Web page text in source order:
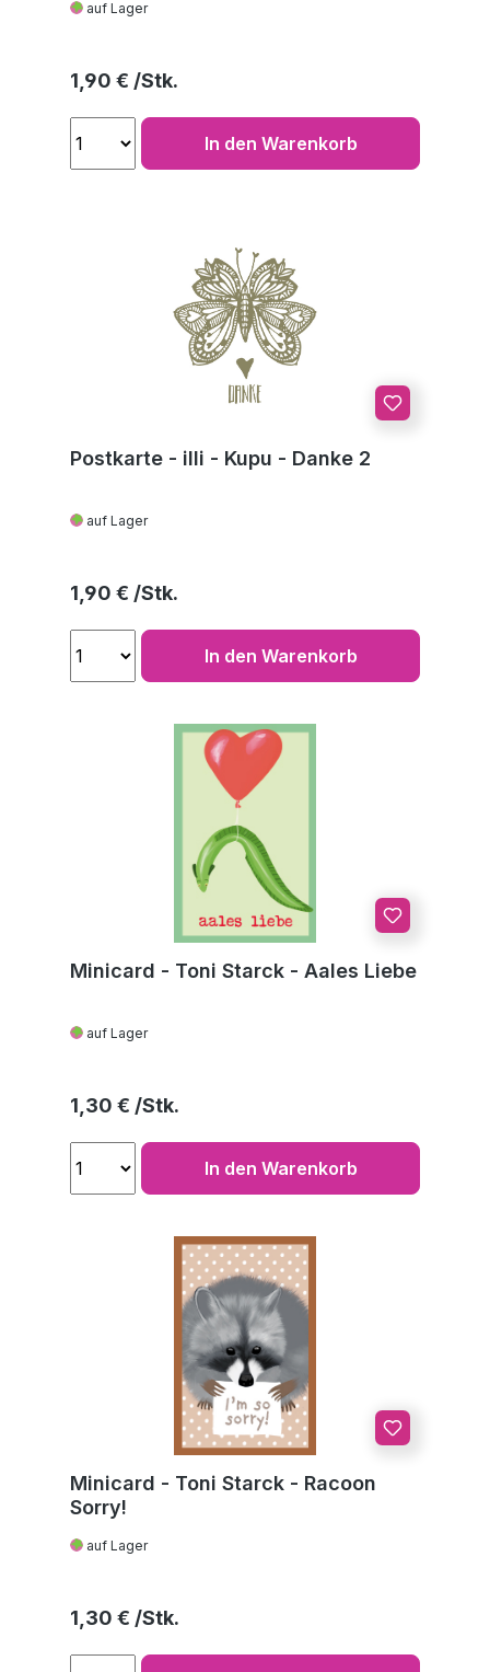
auf Lager
Regulärer Preis:
1,90 €
In den Warenkorb
Postkarte - illi - Kupu - Danke 2
auf Lager
Regulärer Preis:
1,90 €
In den Warenkorb
Minicard - Toni Starck - Aales Liebe
auf Lager
Regulärer Preis:
1,30 €
In den Warenkorb
Minicard - Toni Starck - Racoon
Sorry!
auf Lager
Regulärer Preis:
1,30 €